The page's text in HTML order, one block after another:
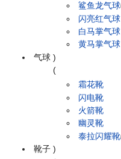
气球
鲨鱼龙气球
闪亮红气球
白马掌气球
黄马掌气球
)
靴子
(
霜花靴
闪电靴
火箭靴
幽灵靴
泰拉闪耀靴
)